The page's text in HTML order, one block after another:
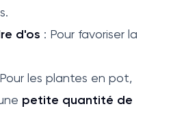
d'os : Pour favoriser la
les plantes en pot,
petite quantité de